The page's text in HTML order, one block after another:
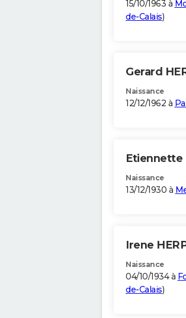
15/10/1963 à
de-Calais)
Gerard
Naissance
12/12/1962 à
Etiennette
Naissance
13/12/1930 à
Irene
Naissance
04/10/1934 à
de-Calais)